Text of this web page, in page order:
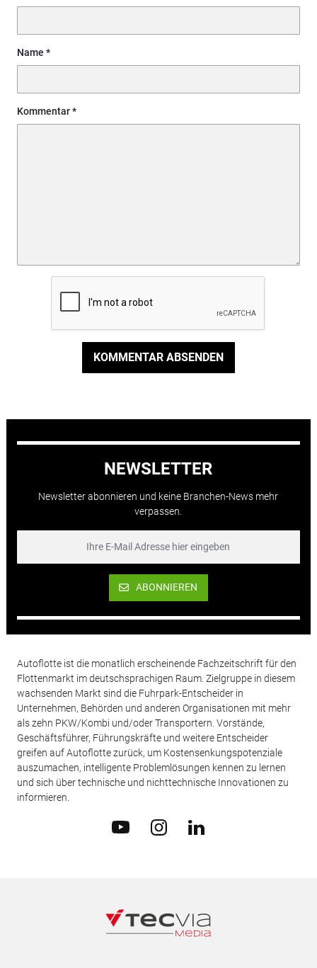
Name
Kommentar
KOMMENTAR ABSENDEN
NEWSLETTER
Newsletter abonnieren und keine Branchen-News mehr
verpassen.
ABONNIEREN
Autoflotte ist die monatlich erscheinende Fachzeitschrift für den
Flottenmarkt im deutschsprachigen Raum. Zielgruppe in diesem
wachsenden Markt sind die Fuhrpark-Entscheider in
Unternehmen, Behörden und anderen Organisationen mit mehr
als zehn PKW/Kombi und/oder Transportern. Vorstände,
Geschäftsführer, Führungskräfte und weitere Entscheider
greifen auf Autoflotte zurück, um Kostensenkungspotenziale
auszumachen, intelligente Problemlösungen kennen zu lernen
und sich über technische und nichttechnische Innovationen zu
informieren.